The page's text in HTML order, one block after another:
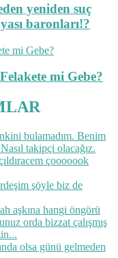
yeniden suç
baronları!?
mi Gebe?
bulamadım. Benim
takipçi olacağız.
çooooook
şöyle biz de
aşkına hangi öngörü
orda bizzat çalışmış
olsa günü gelmeden